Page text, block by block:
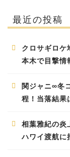
最近の投稿
クロサギロケ
本木で目撃情
関ジャニ∞冬
程！当落結果
相葉雅紀の炎
ハワイ渡航に